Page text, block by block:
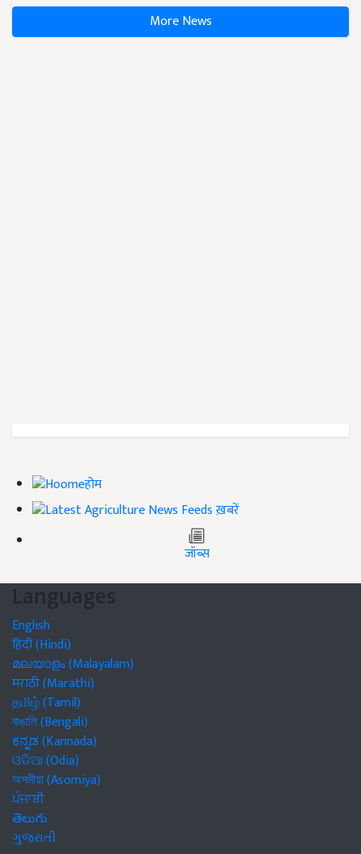
More News
होम
ख़बरें
जॉब्स
Languages
English
हिंदी (Hindi)
മലയാളം (Malayalam)
मराठी (Marathi)
தமிழ் (Tamil)
বাঙালি (Bengali)
ಕನ್ನಡ (Kannada)
ଓଡିଆ (Odia)
অসমীয়া (Asomiya)
ਪੰਜਾਬੀ
తెలుగు
ગુજરાતી